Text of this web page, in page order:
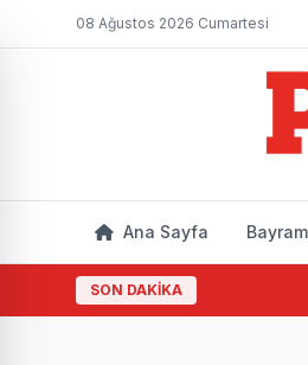
08 Ağustos 2026 Cumartesi
Ana Sayfa
SON DAKİKA